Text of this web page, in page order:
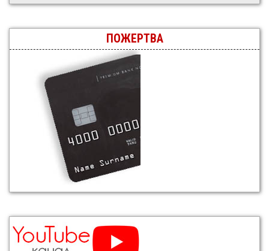
ПОЖЕРТВА